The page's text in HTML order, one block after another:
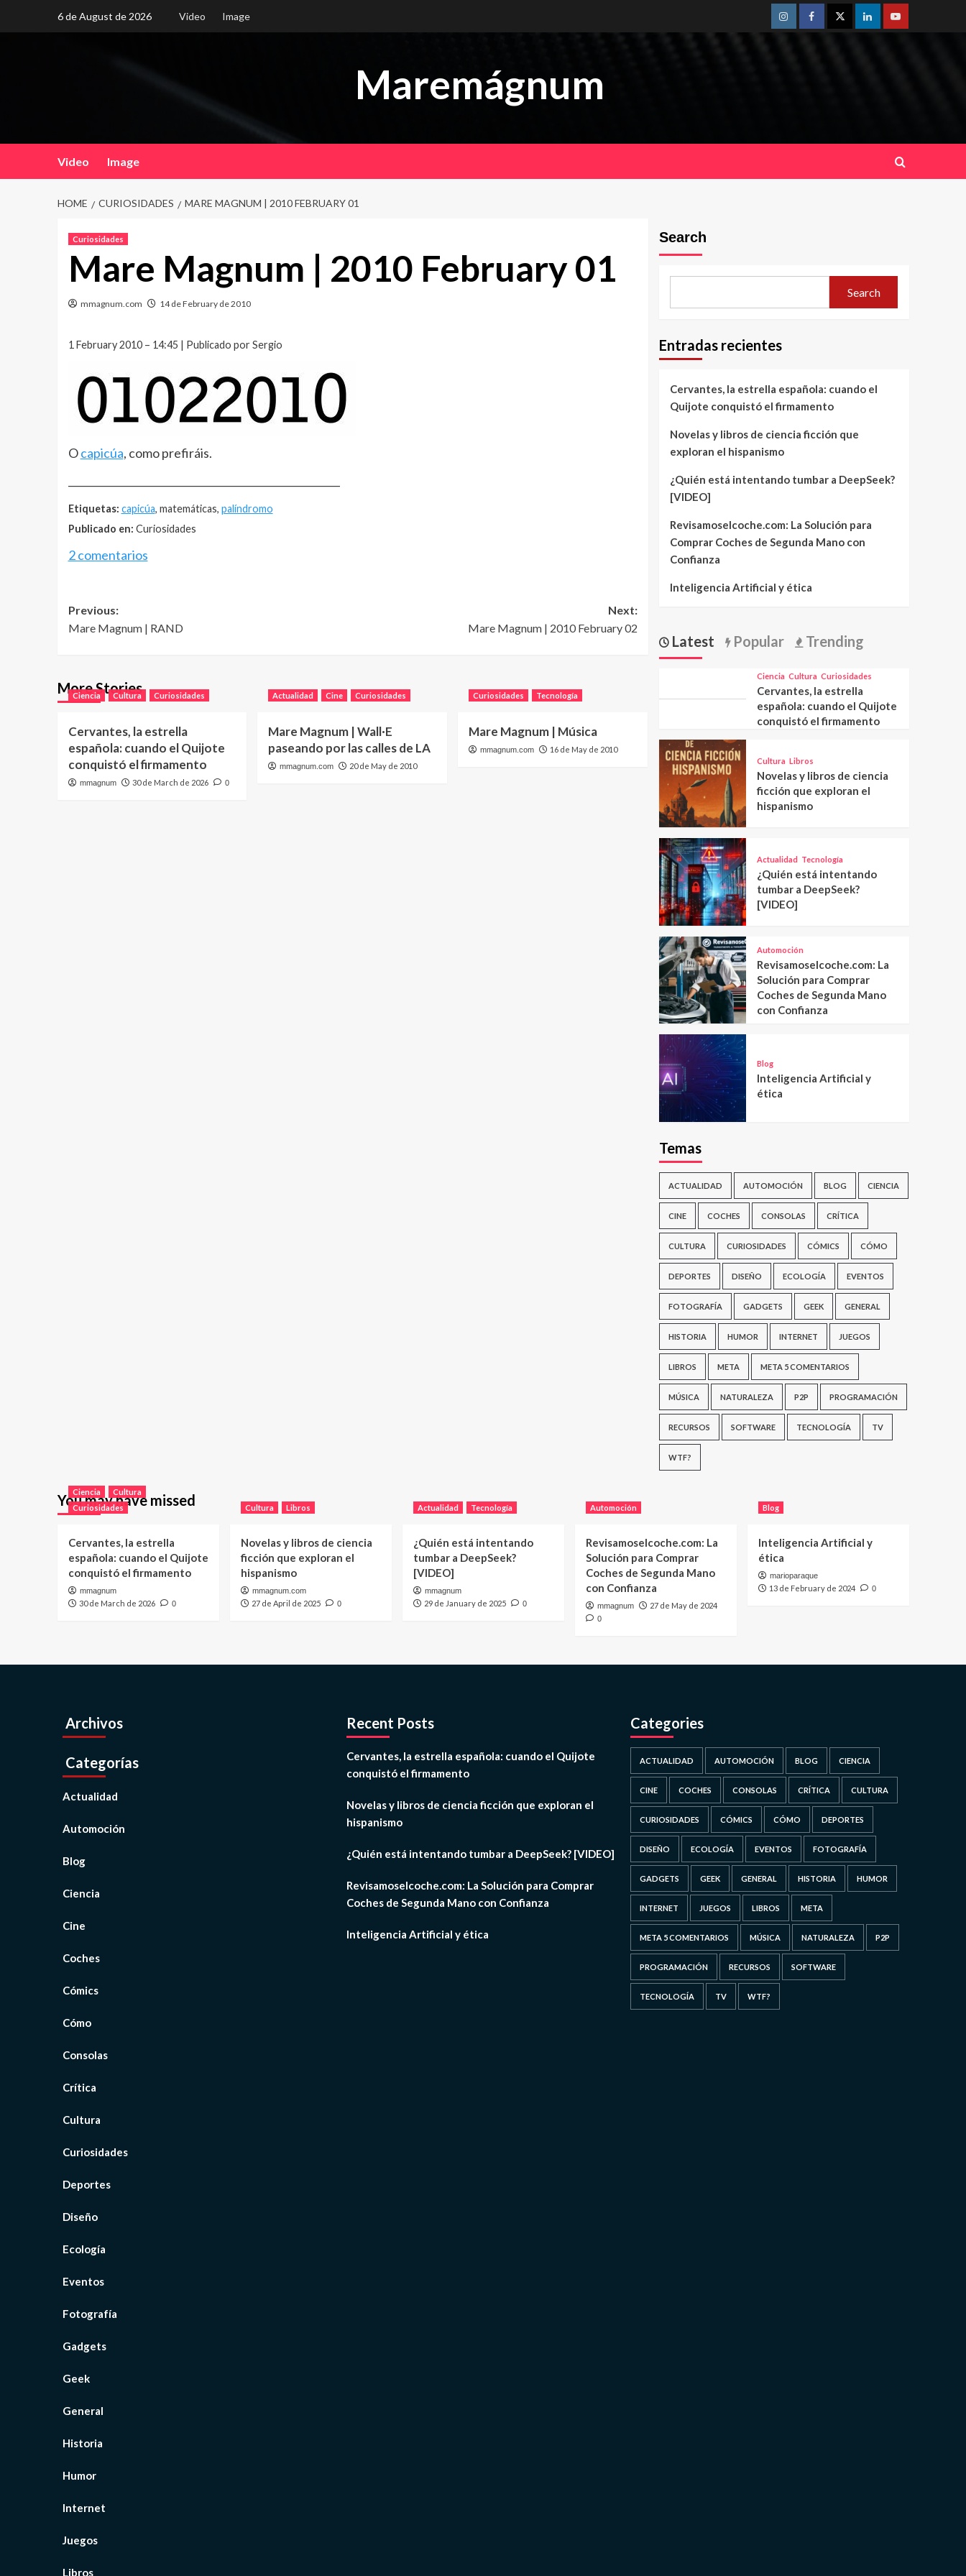
6 de August de 2026 Video Image
InstagramFacebookTwitterLinkedinYoutube
Maremágnum
Video Image
HOME CURIOSIDADES MARE MAGNUM | 2010 FEBRUARY 01
Curiosidades
Mare Magnum | 2010 February 01
mmagnum.com 14 de February de 2010
1 February 2010 – 14:45 | Publicado por Sergio
Ocapicúa, como prefiráis.
Etiquetas: capicúa, matemáticas, palíndromo
Publicado en: Curiosidades
2 comentarios
Post
navigation
Previous:
Mare Magnum | RAND
Next:
Mare Magnum | 2010 February 02
More Stories
Ciencia Cultura Curiosidades
Cervantes, la estrella
española: cuando el Quijote
conquistó el firmamento
mmagnum 30 de March de 2026 0
Actualidad Cine Curiosidades
Mare Magnum | Wall·E
paseando por las calles de LA
mmagnum.com 20 de May de 2010
Curiosidades Tecnología
Mare Magnum | Música
mmagnum.com 16 de May de 2010
Search
Search
Entradas recientes
Cervantes, la estrella española: cuando el
Quijote conquistó el firmamento
Novelas y libros de ciencia ficción que
exploran el hispanismo
¿Quién está intentando tumbar a DeepSeek?
[VIDEO]
Revisamoselcoche.com: La Solución para
Comprar Coches de Segunda Mano con
Confianza
Inteligencia Artificial y ética
Latest Popular Trending
Ciencia Cultura Curiosidades
Cervantes, la estrella
española: cuando el Quijote
conquistó el firmamento
Cultura Libros
Novelas y libros de ciencia
ficción que exploran el
hispanismo
Actualidad Tecnología
¿Quién está intentando
tumbar a DeepSeek?
[VIDEO]
Automoción
Revisamoselcoche.com: La
Solución para Comprar
Coches de Segunda Mano
con Confianza
Blog
Inteligencia Artificial y
ética
Temas
ACTUALIDAD AUTOMOCIÓN BLOG CIENCIA
CINE COCHES CONSOLAS CRÍTICA
CULTURA CURIOSIDADES CÓMICS CÓMO
DEPORTES DISEÑO ECOLOGÍA EVENTOS
FOTOGRAFÍA GADGETS GEEK GENERAL
HISTORIA HUMOR INTERNET JUEGOS
LIBROS META META 5 COMENTARIOS
MÚSICA NATURALEZA P2P PROGRAMACIÓN
RECURSOS SOFTWARE TECNOLOGÍA TV
WTF?
You may have missed
Ciencia
Cultura
Curiosidades
Cervantes, la estrella
española: cuando el Quijote
conquistó el firmamento
mmagnum
30 de March de 2026 0
Cultura Libros
Novelas y libros de ciencia
ficción que exploran el
hispanismo
mmagnum.com
27 de April de 2025 0
Actualidad Tecnología
¿Quién está intentando
tumbar a DeepSeek?
[VIDEO]
mmagnum
29 de January de 2025 0
Automoción
Revisamoselcoche.com: La
Solución para Comprar
Coches de Segunda Mano
con Confianza
mmagnum 27 de May de 2024
0
Blog
Inteligencia Artificial y
ética
marioparaque
13 de February de 2024 0
Archivos
Categorías
Actualidad
Automoción
Blog
Ciencia
Cine
Coches
Cómics
Cómo
Consolas
Crítica
Cultura
Curiosidades
Deportes
Diseño
Ecología
Eventos
Fotografía
Gadgets
Geek
General
Historia
Humor
Internet
Juegos
Libros
Recent Posts
Cervantes, la estrella española: cuando el Quijote
conquistó el firmamento
Novelas y libros de ciencia ficción que exploran el
hispanismo
¿Quién está intentando tumbar a DeepSeek? [VIDEO]
Revisamoselcoche.com: La Solución para Comprar
Coches de Segunda Mano con Confianza
Inteligencia Artificial y ética
Categories
ACTUALIDAD AUTOMOCIÓN BLOG CIENCIA
CINE COCHES CONSOLAS CRÍTICA CULTURA
CURIOSIDADES CÓMICS CÓMO DEPORTES
DISEÑO ECOLOGÍA EVENTOS FOTOGRAFÍA
GADGETS GEEK GENERAL HISTORIA HUMOR
INTERNET JUEGOS LIBROS META
META 5 COMENTARIOS MÚSICA NATURALEZA P2P
PROGRAMACIÓN RECURSOS SOFTWARE
TECNOLOGÍA TV WTF?